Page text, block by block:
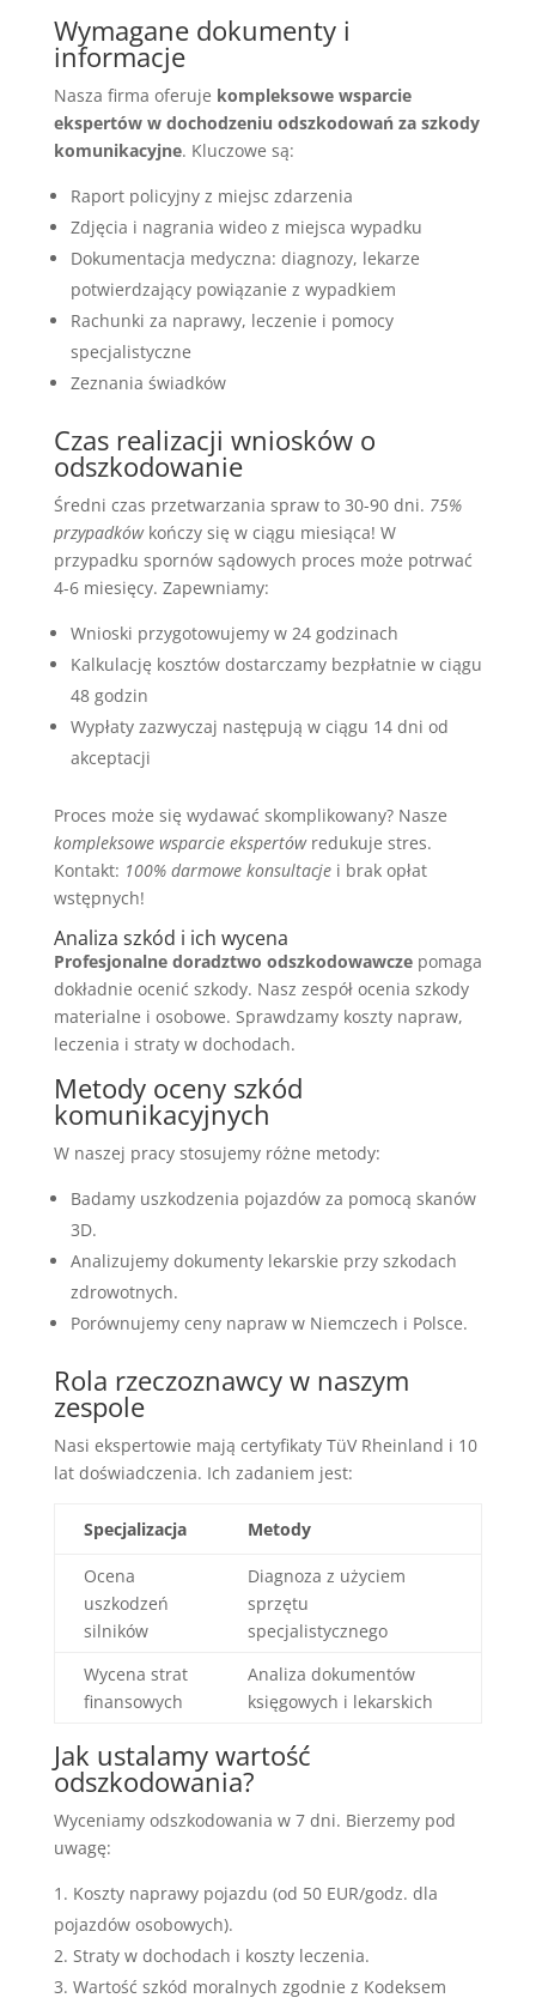
Wymagane dokumenty i
informacje
Nasza firma oferuje kompleksowe wsparcie
ekspertów w dochodzeniu odszkodowań za szkody
komunikacyjne. Kluczowe są:
Raport policyjny z miejsc zdarzenia
Zdjęcia i nagrania wideo z miejsca wypadku
Dokumentacja medyczna: diagnozy, lekarze
potwierdzający powiązanie z wypadkiem
Rachunki za naprawy, leczenie i pomocy
specjalistyczne
Zeznania świadków
Czas realizacji wniosków o
odszkodowanie
Średni czas przetwarzania spraw to 30-90 dni. 75%
przypadkówkończy się w ciągu miesiąca! W
przypadku spornów sądowych proces może potrwać
4-6 miesięcy. Zapewniamy:
Wnioski przygotowujemy w 24 godzinach
Kalkulację kosztów dostarczamy bezpłatnie w ciągu
48 godzin
Wypłaty zazwyczaj następują w ciągu 14 dni od
akceptacji
Proces może się wydawać skomplikowany? Nasze
kompleksowe wsparcie ekspertówredukuje stres.
Kontakt: 100% darmowe konsultacjei brak opłat
wstępnych!
Analiza szkód i ich wycena
Profesjonalne doradztwo odszkodowawczepomaga
dokładnie ocenić szkody. Nasz zespół ocenia szkody
materialne i osobowe. Sprawdzamy koszty napraw,
leczenia i straty w dochodach.
Metody oceny szkód
komunikacyjnych
W naszej pracy stosujemy różne metody:
Badamy uszkodzenia pojazdów za pomocą skanów
3D.
Analizujemy dokumenty lekarskie przy szkodach
zdrowotnych.
Porównujemy ceny napraw w Niemczech i Polsce.
Rola rzeczoznawcy w naszym
zespole
Nasi ekspertowie mają certyfikaty TüV Rheinland i 10
lat doświadczenia. Ich zadaniem jest:
Specjalizacja Metody
Ocena
uszkodzeń
silników
Diagnoza z użyciem
sprzętu
specjalistycznego
Wycena strat
finansowych
Analiza dokumentów
księgowych i lekarskich
Jak ustalamy wartość
odszkodowania?
Wyceniamy odszkodowania w 7 dni. Bierzemy pod
uwagę:
Koszty naprawy pojazdu (od 50 EUR/godz. dla
pojazdów osobowych).
Straty w dochodach i koszty leczenia.
Wartość szkód moralnych zgodnie z Kodeksem